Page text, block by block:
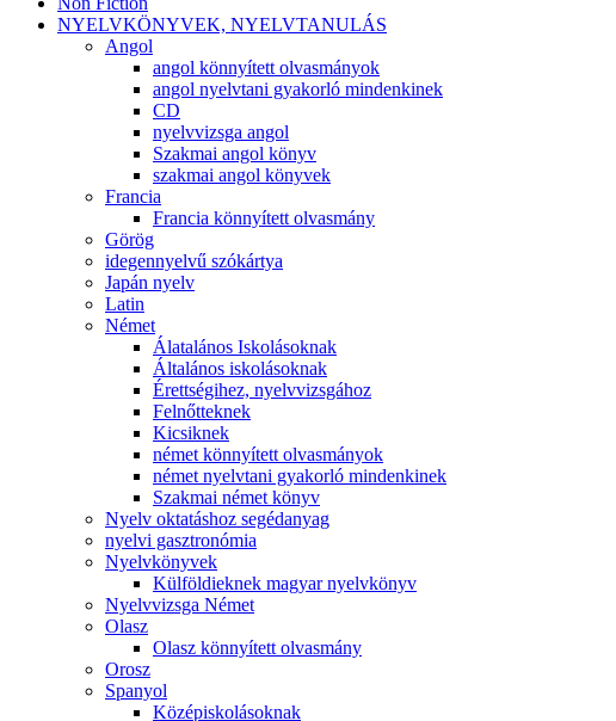
NYELVKÖNYVEK, NYELVTANULÁS
Angol
angol könnyített olvasmányok
angol nyelvtani gyakorló mindenkinek
CD
nyelvvizsga angol
Szakmai angol könyv
szakmai angol könyvek
Francia
Francia könnyített olvasmány
Görög
idegennyelvű szókártya
Japán nyelv
Latin
Német
Álatalános Iskolásoknak
Általános iskolásoknak
Érettségihez, nyelvvizsgához
Felnőtteknek
Kicsiknek
német könnyített olvasmányok
német nyelvtani gyakorló mindenkinek
Szakmai német könyv
Nyelv oktatáshoz segédanyag
nyelvi gasztronómia
Nyelvkönyvek
Külföldieknek magyar nyelvkönyv
Nyelvvizsga Német
Olasz
Olasz könnyített olvasmány
Orosz
Spanyol
Középiskolásoknak